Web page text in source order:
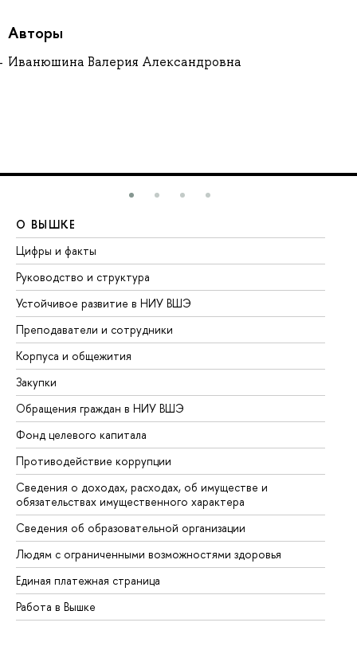
Авторы
Иванюшина Валерия Александровна
О ВЫШКЕ
Цифры и факты
Руководство и структура
Устойчивое развитие в НИУ ВШЭ
Преподаватели и сотрудники
Корпуса и общежития
Закупки
Обращения граждан в НИУ ВШЭ
Фонд целевого капитала
Противодействие коррупции
Сведения о доходах, расходах, об имуществе и
обязательствах имущественного характера
Сведения об образовательной организации
Людям с ограниченными возможностями здоровья
Единая платежная страница
Работа в Вышке